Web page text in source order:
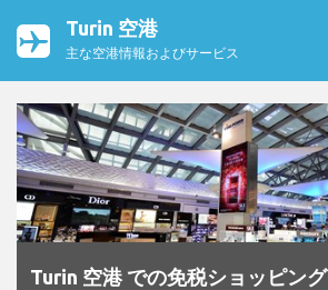
Turin 空港
主な空港情報およびサービス
Turin 空港 での免税ショッピング